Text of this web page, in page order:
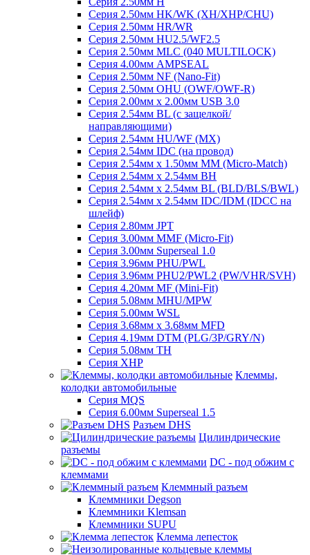
Серия 2.50мм HK/WK (XH/XHP/CHU)
Серия 2.50мм HR/WR
Серия 2.50мм HU2.5/WF2.5
Серия 2.50мм MLC (040 MULTILOCK)
Серия 4.00мм AMPSEAL
Серия 2.50мм NF (Nano-Fit)
Серия 2.50мм OHU (OWF/OWF-R)
Серия 2.00мм x 2.00мм USB 3.0
Серия 2.54мм BL (с защелкой/
направляющими)
Серия 2.54мм HU/WF (MX)
Серия 2.54мм IDC (на провод)
Серия 2.54мм х 1.50мм MM (Micro-Match)
Серия 2.54мм х 2.54мм BH
Серия 2.54мм х 2.54мм BL (BLD/BLS/BWL)
Серия 2.54мм х 2.54мм IDC/IDM (IDCC на
шлейф)
Серия 2.80мм JPT
Серия 3.00мм MMF (Micro-Fit)
Серия 3.00мм Superseal 1.0
Серия 3.96мм PHU/PWL
Серия 3.96мм PHU2/PWL2 (PW/VHR/SVH)
Серия 4.20мм MF (Mini-Fit)
Серия 5.08мм MHU/MPW
Серия 5.00мм WSL
Серия 3.68мм х 3.68мм MFD
Серия 4.19мм DTM (PLG/3P/GRY/N)
Серия 5.08мм TH
Серия XHP
Клеммы,
колодки автомобильные
Серия MQS
Серия 6.00мм Superseal 1.5
Разъем DHS
Цилиндрические
разъемы
DC - под обжим с
клеммами
Клеммный разъем
Клеммники Degson
Клеммники Klemsan
Клеммники SUPU
Клемма лепесток